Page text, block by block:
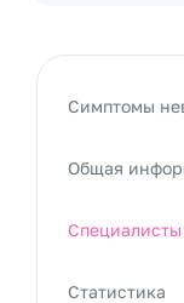
Симптомы
Общая
Специалисты
Статистика